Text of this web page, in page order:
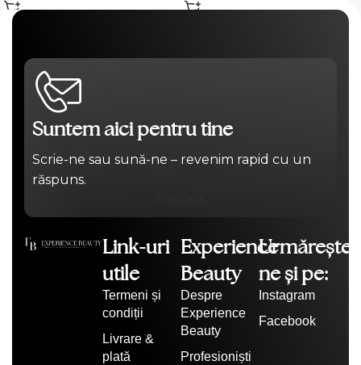
Suntem aici pentru tine
Scrie-ne sau sună-ne – revenim rapid cu un
răspuns.
Link-uri
utile
Termeni și
condiții
Livrare &
plată
Experience
Beauty
Despre
Experience
Beauty
Profesioniști
Urmărește-
ne și pe:
Instagram
Facebook